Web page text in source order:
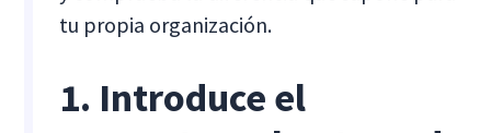
tu propia organización.
1. Introduce el